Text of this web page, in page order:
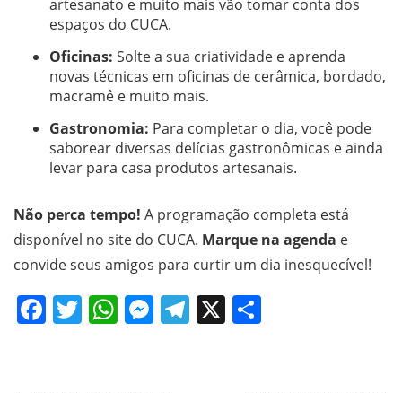
artesanato e muito mais vão tomar conta dos
espaços do CUCA.
Oficinas: Solte a sua criatividade e aprenda
novas técnicas em oficinas de cerâmica, bordado,
macramê e muito mais.
Gastronomia: Para completar o dia, você pode
saborear diversas delícias gastronômicas e ainda
levar para casa produtos artesanais.
Não perca tempo! A programação completa está
disponível no site do CUCA. Marque na agenda e
convide seus amigos para curtir um dia inesquecível!
Facebook
Twitter
WhatsApp
Messenger
Telegram
X